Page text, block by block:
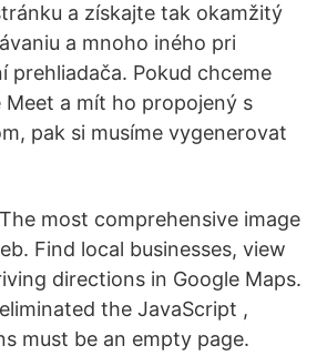
a získajte tak okamžitý
a mnoho iného pri
prehliadača. Pokud chceme
Meet a mít ho propojený s
pak si musíme vygenerovat
most comprehensive image
Find local businesses, view
directions in Google Maps.
the JavaScript ,
must be an empty page.